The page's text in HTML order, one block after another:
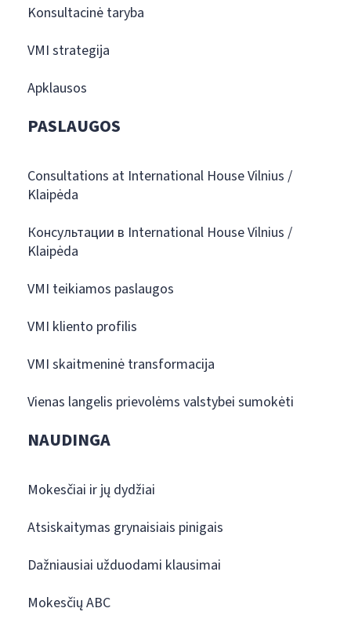
Konsultacinė taryba
VMI strategija
Apklausos
PASLAUGOS
Consultations at International House Vilnius /
Klaipėda
Консультации в International House Vilnius /
Klaipėda
VMI teikiamos paslaugos
VMI kliento profilis
VMI skaitmeninė transformacija
Vienas langelis prievolėms valstybei sumokėti
NAUDINGA
Mokesčiai ir jų dydžiai
Atsiskaitymas grynaisiais pinigais
Dažniausiai užduodami klausimai
Mokesčių ABC